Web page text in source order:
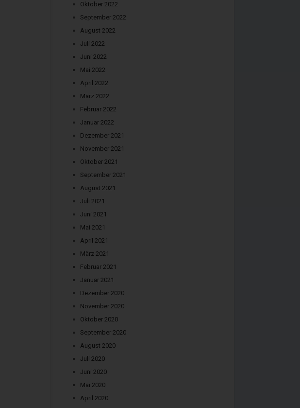
Oktober 2022
September 2022
August 2022
Juli 2022
Juni 2022
Mai 2022
April 2022
März 2022
Februar 2022
Januar 2022
Dezember 2021
November 2021
Oktober 2021
September 2021
August 2021
Juli 2021
Juni 2021
Mai 2021
April 2021
März 2021
Februar 2021
Januar 2021
Dezember 2020
November 2020
Oktober 2020
September 2020
August 2020
Juli 2020
Juni 2020
Mai 2020
April 2020